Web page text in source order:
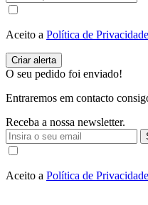
Aceito a Política de
O seu pedido foi enviado!
Entraremos em contacto
Receba a nossa newsletter.
Aceito a Política de